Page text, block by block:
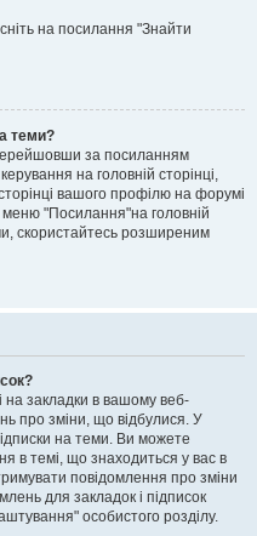
на посилання "Знайти
теми?
за посиланням
на головній сторінці,
вашого профілю на форумі
"Посилання"на головній
скористайтесь розширеним
на закладки в вашому веб-
про зміни, що відбулися. У
на теми. Ви можете
в темі, що знаходиться у вас в
повідомлення про зміни
для закладок і підписок
особистого розділу.